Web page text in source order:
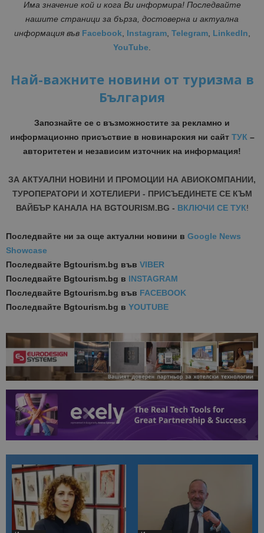
Има значение кой и кога Ви информира! Последвайте
нашите страници за бърза, достоверна и актуална
информация във Facebook, Instagram, Telegram, LinkedIn,
YouTube.
Най-важните новини от туризма в
България
Запознайте се с възможностите за рекламно и
информационно присъствие в новинарския ни сайт ТУК–
авторитетен и независим източник на информация!
ЗА АКТУАЛНИ НОВИНИ И ПРОМОЦИИ НА АВИОКОМПАНИИ,
ТУРОПЕРАТОРИ И ХОТЕЛИЕРИ - ПРИСЪЕДИНЕТЕ СЕ КЪМ
ВАЙБЪР КАНАЛА НА BGTOURISM.BG - ВКЛЮЧИ СЕ ТУК!
Последвайте ни за още актуални новини в Google News
Showcase
Последвайте Bgtourism.bg във VIBER
Последвайте Bgtourism.bg в INSTAGRAM
Последвайте Bgtourism.bg във FACEBOOK
Последвайте Bgtourism.bg в YOUTUBE